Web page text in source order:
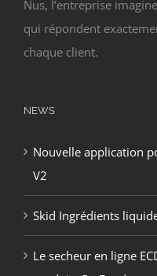
Nus, l’entreprise
qui répondent
chaque client.
NEWS
Nouvelle application
V2
Skid Ingrédients
Le secheur en ligne